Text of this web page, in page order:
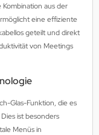
aus der
eine effiziente
geteilt und direkt
von Meetings
Glas-Funktion, die es
ist besonders
Menüs in